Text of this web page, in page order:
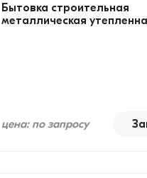
Бытовка строительная
металлическая
цена: по запросу